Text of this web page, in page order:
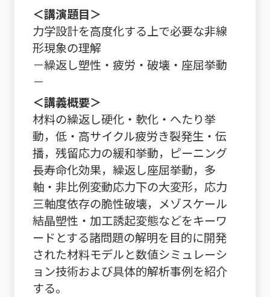
＜講演題目＞
力学設計を高度化する上で必要な非線
形現象の理解
－繰返し塑性・疲労・破壊・座屈挙動
－
＜講義概要＞
材料の繰返し硬化・軟化・へたり挙
動，低・高サイクル疲労き裂発生・伝
播，残留応力の緩和挙動，ピーニング
長寿命化効果，繰返し座屈挙動，多
軸・非比例変動応力下の大変形，応力
三軸度依存の脆性破壊，メゾスケール
結晶塑性・加工誘起変態などをキーワ
ードとする諸問題の解明を目的に開発
された材料モデルと数値シミュレーシ
ョン技術および具体的解析事例を紹介
する。